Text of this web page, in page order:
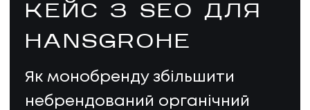
КЕЙС З SEO ДЛЯ
HANSGROHE
Як монобренду збільшити
небрендований органічний